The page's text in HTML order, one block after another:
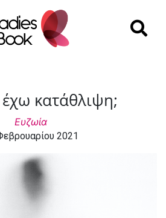
κατάθλιψη;
Ευζωία
2021